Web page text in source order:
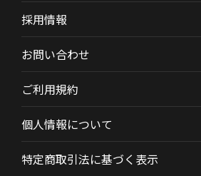
採用情報
お問い合わせ
ご利用規約
個人情報について
特定商取引法に基づく表示